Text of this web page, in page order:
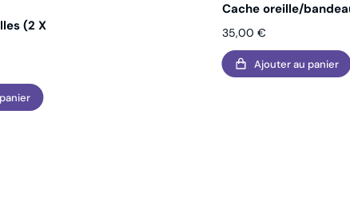
(2 X
Cache oreille/
35,00 €
Ajouter au panier